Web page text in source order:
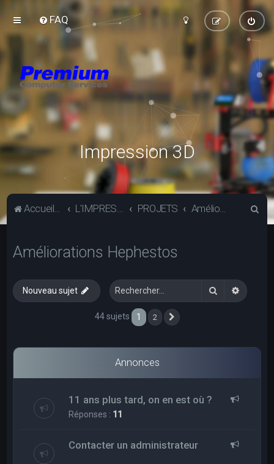
FAQ
Impression 3D
Accueil du forum L'IMPRESSION 3D PROJETS Améliorations Hephestos
Améliorations Hephestos
Nouveau sujet Rechercher
44 sujets 1 2
Annonces
11 ans plus tard, on en est où ?
Réponses : 11
Contacter un administrateur